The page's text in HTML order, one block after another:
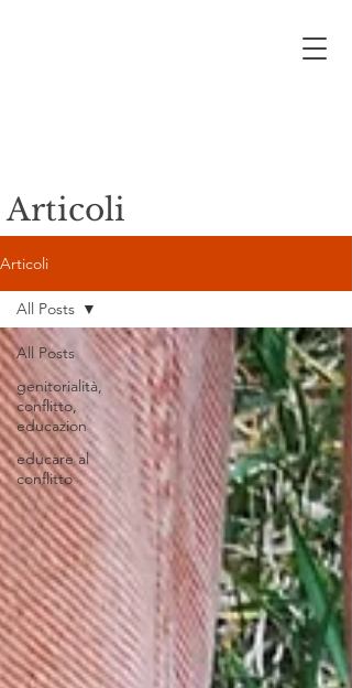
Articoli
Articoli
All Posts
genitorialità,
conflitto,
educazion
educare al
conflitto
All Posts